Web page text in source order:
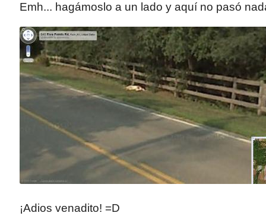
Emh... hagámoslo a un lado y aquí no pasó
¡Adios venadito! =D